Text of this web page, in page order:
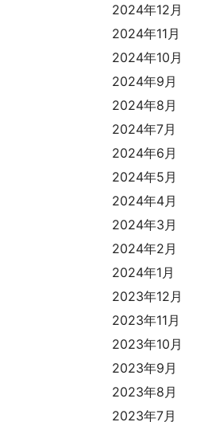
2024年12月
2024年11月
2024年10月
2024年9月
2024年8月
2024年7月
2024年6月
2024年5月
2024年4月
2024年3月
2024年2月
2024年1月
2023年12月
2023年11月
2023年10月
2023年9月
2023年8月
2023年7月